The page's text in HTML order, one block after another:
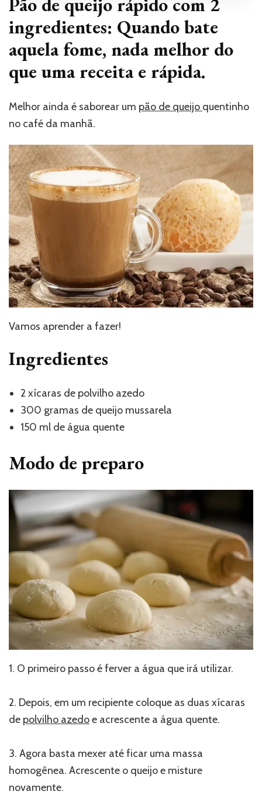
ingredientes: Quando bate
aquela fome, nada melhor do
que uma receita e rápida.
Melhor ainda é saborear um pão de queijo quentinho
no café da manhã.
Vamos aprender a fazer!
Ingredientes
2 xícaras de polvilho azedo
300 gramas de queijo mussarela
150 ml de água quente
Modo de preparo
1. O primeiro passo é ferver a água que irá utilizar.
2. Depois, em um recipiente coloque as duas xícaras
de polvilho azedoe acrescente a água quente.
3. Agora basta mexer até ficar uma massa
homogênea. Acrescente o queijo e misture
novamente.